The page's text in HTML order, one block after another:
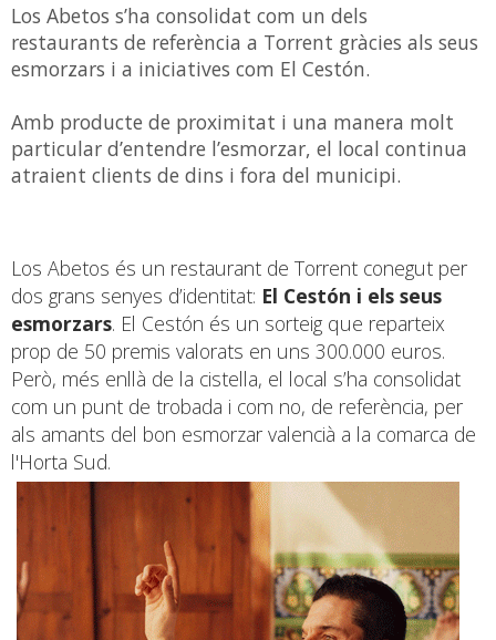
Los Abetos s’ha consolidat com un dels
restaurants de referència a Torrent gràcies als seus
esmorzars i a iniciatives com El Cestón.
Amb producte de proximitat i una manera molt
particular d’entendre l’esmorzar, el local continua
atraient clients de dins i fora del municipi.
Los Abetos és un restaurant de Torrent conegut per
dos grans senyes d’identitat: El Cestón i els seus
esmorzars. El Cestón és un sorteig que reparteix
prop de 50 premis valorats en uns 300.000 euros.
Però, més enllà de la cistella, el local s’ha consolidat
com un punt de trobada i com no, de referència, per
als amants del bon esmorzar valencià a la comarca de
l'Horta Sud.